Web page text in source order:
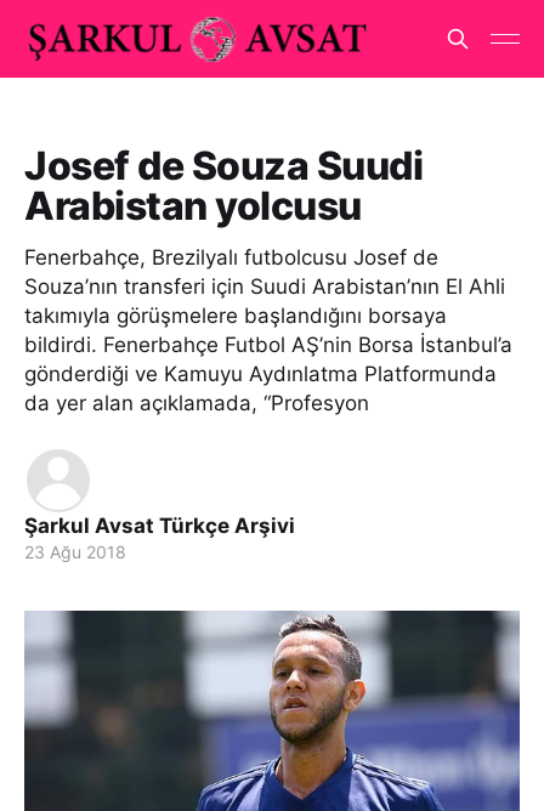
Josef de Souza Suudi
Arabistan yolcusu
Fenerbahçe, Brezilyalı futbolcusu Josef de
Souza’nın transferi için Suudi Arabistan’nın El Ahli
takımıyla görüşmelere başlandığını borsaya
bildirdi. Fenerbahçe Futbol AŞ’nin Borsa İstanbul’a
gönderdiği ve Kamuyu Aydınlatma Platformunda
da yer alan açıklamada, “Profesyon
Şarkul Avsat Türkçe Arşivi
23 Ağu 2018